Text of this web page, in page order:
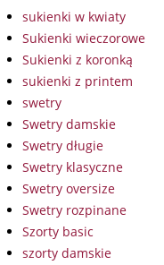
sukienki w kwiaty
Sukienki wieczorowe
Sukienki z koronką
sukienki z printem
swetry
Swetry damskie
Swetry długie
Swetry klasyczne
Swetry oversize
Swetry rozpinane
Szorty basic
szorty damskie